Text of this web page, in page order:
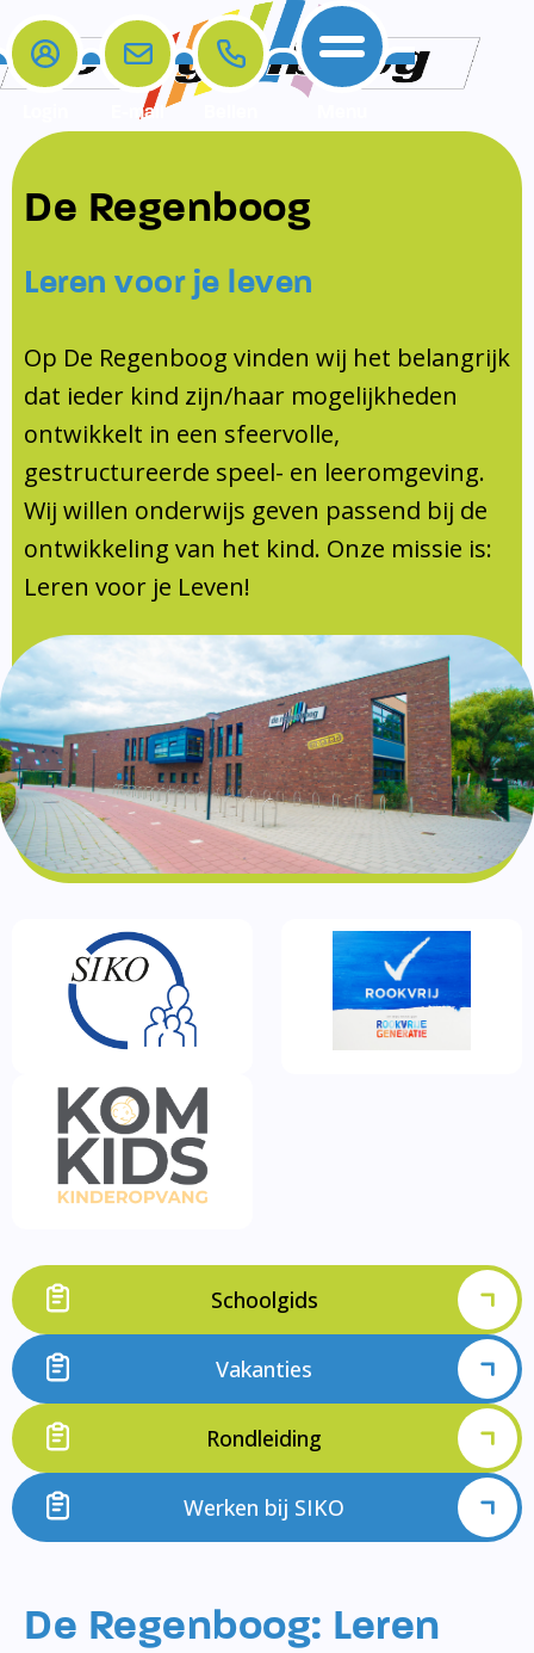
Home
De school
Opleiding en Stage
KomKids
Schoolvakanties
Ouderraad
Medezeggenschapsraad
Documentatie
Formulieren
SIKO
Ouders
Ouders
Contact
Contact
Contact
Samenwerkingen
Samenwerkingen
Schoollogopedist
E-mail
De Regenboog
Leren voor je leven
Op De Regenboog vinden wij het belangrijk
dat ieder kind zijn/haar mogelijkheden
ontwikkelt in een sfeervolle,
gestructureerde speel- en leeromgeving.
Wij willen onderwijs geven passend bij de
ontwikkeling van het kind. Onze missie is:
Leren voor je Leven!
Schoolgids
Vakanties
Rondleiding
Werken bij SIKO
De Regenboog: Leren